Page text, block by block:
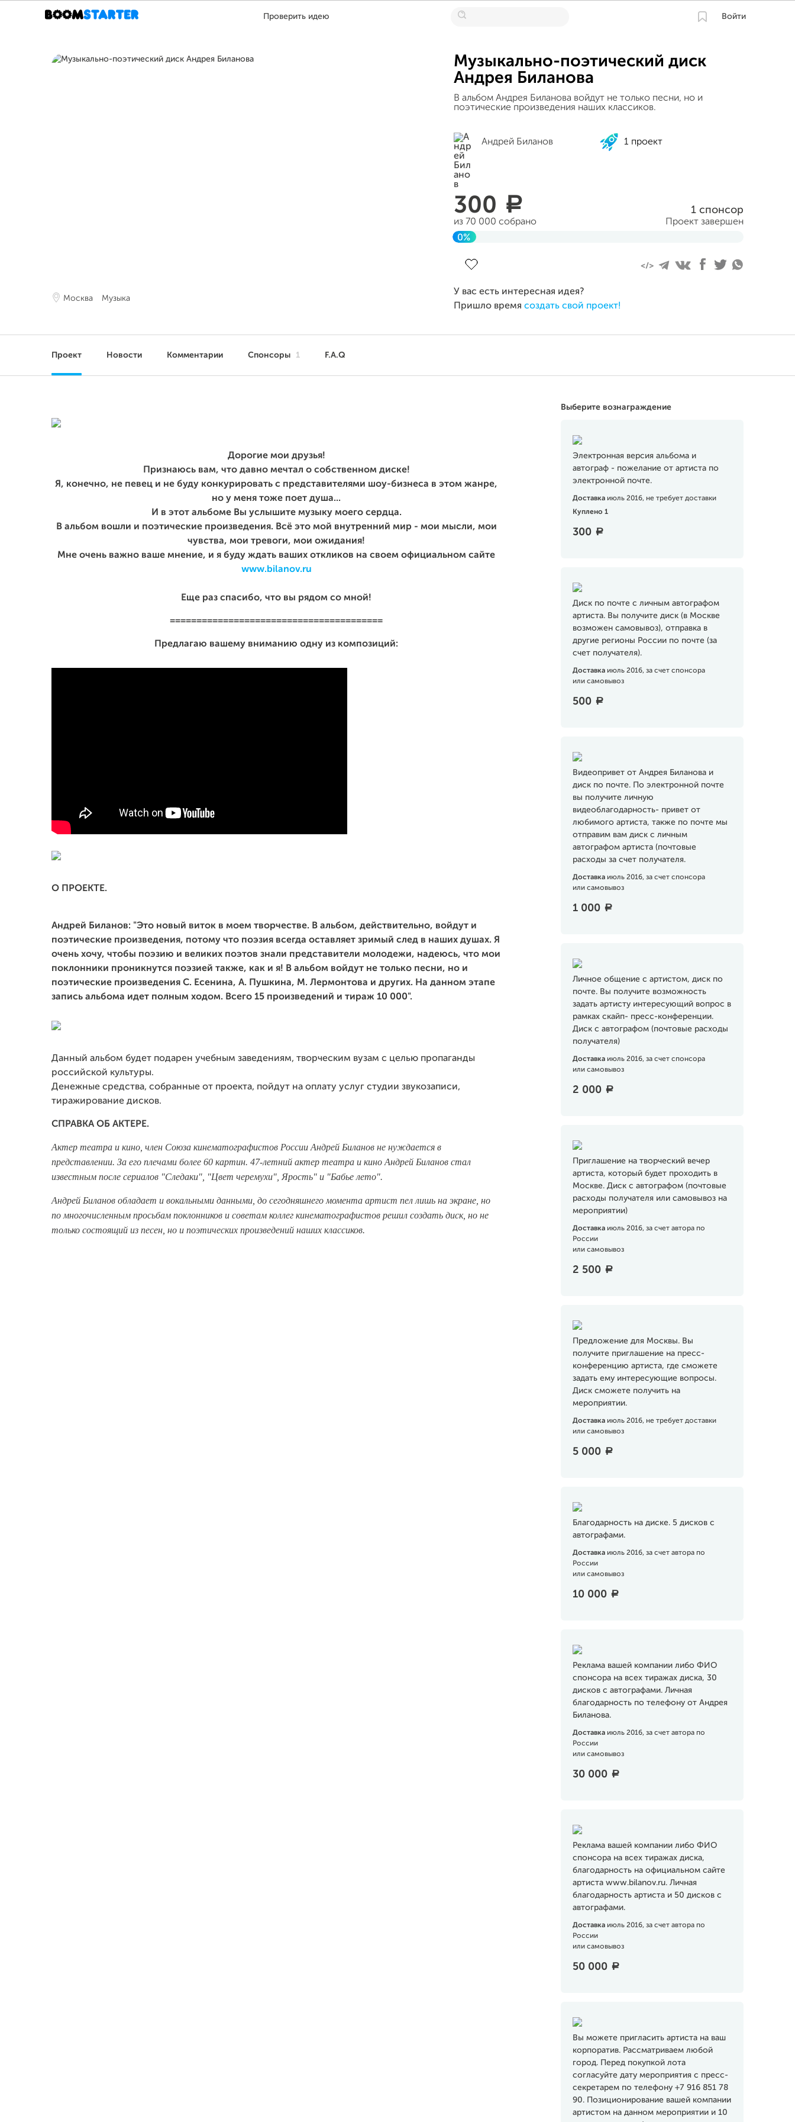
Проверить идею Войти
Москва Музыка
Музыкально-поэтический диск
Андрея Биланова
В альбом Андрея Биланова войдут не только песни, но и
поэтические произведения наших классиков.
Андрей Биланов 1 проект
300 a
из 70 000 собрано
1 спонсор
Проект завершен
0%
У вас есть интересная идея?
Пришло время создать свой проект!
Проект Новости Комментарии Спонсоры 1 F.A.Q
Выберите вознаграждение
Электронная версия альбома и
автограф - пожелание от артиста по
электронной почте.
Доставка июль 2016, не требует доставки
Куплено 1
300 a
Диск по почте с личным автографом
артиста. Вы получите диск (в Москве
возможен самовывоз), отправка в
другие регионы России по почте (за
счет получателя).
Доставка июль 2016, за счет спонсора
или самовывоз
500 a
Видеопривет от Андрея Биланова и
диск по почте. По электронной почте
вы получите личную
видеоблагодарность- привет от
любимого артиста, также по почте мы
отправим вам диск с личным
автографом артиста (почтовые
расходы за счет получателя.
Доставка июль 2016, за счет спонсора
или самовывоз
1 000 a
Личное общение с артистом, диск по
почте. Вы получите возможность
задать артисту интересующий вопрос в
рамках скайп- пресс-конференции.
Диск с автографом (почтовые расходы
получателя)
Доставка июль 2016, за счет спонсора
или самовывоз
2 000 a
Приглашение на творческий вечер
артиста, который будет проходить в
Москве. Диск с автографом (почтовые
расходы получателя или самовывоз на
мероприятии)
Доставка июль 2016, за счет автора по
России
или самовывоз
2 500 a
Предложение для Москвы. Вы
получите приглашение на пресс-
конференцию артиста, где сможете
задать ему интересующие вопросы.
Диск сможете получить на
мероприятии.
Доставка июль 2016, не требует доставки
или самовывоз
5 000 a
Благодарность на диске. 5 дисков с
автографами.
Доставка июль 2016, за счет автора по
России
или самовывоз
10 000 a
Реклама вашей компании либо ФИО
спонсора на всех тиражах диска, 30
дисков с автографами. Личная
благодарность по телефону от Андрея
Биланова.
Доставка июль 2016, за счет автора по
России
или самовывоз
30 000 a
Реклама вашей компании либо ФИО
спонсора на всех тиражах диска,
благодарность на официальном сайте
артиста www.bilanov.ru. Личная
благодарность артиста и 50 дисков с
автографами.
Доставка июль 2016, за счет автора по
России
или самовывоз
50 000 a
Вы можете пригласить артиста на ваш
корпоратив. Рассматриваем любой
город. Перед покупкой лота
согласуйте дату мероприятия с пресс-
секретарем по телефону +7 916 851 78
90. Позиционирование вашей компании
артистом на данном мероприятии и 10
Дорогие мои друзья!
Признаюсь вам, что давно мечтал о собственном диске!
Я, конечно, не певец и не буду конкурировать с представителями шоу-бизнеса в этом жанре,
но у меня тоже поет душа...
И в этот альбоме Вы услышите музыку моего сердца.
В альбом вошли и поэтические произведения. Всё это мой внутренний мир - мои мысли, мои
чувства, мои тревоги, мои ожидания!
Мне очень важно ваше мнение, и я буду ждать ваших откликов на своем официальном сайте
www.bilanov.ru
Еще раз спасибо, что вы рядом со мной!
========================================
Предлагаю вашему вниманию одну из композиций:
О ПРОЕКТЕ.
Андрей Биланов: "Это новый виток в моем творчестве. В альбом, действительно, войдут и
поэтические произведения, потому что поэзия всегда оставляет зримый след в наших душах. Я
очень хочу, чтобы поэзию и великих поэтов знали представители молодежи, надеюсь, что мои
поклонники проникнутся поэзией также, как и я! В альбом войдут не только песни, но и
поэтические произведения С. Есенина, А. Пушкина, М. Лермонтова и других. На данном этапе
запись альбома идет полным ходом. Всего 15 произведений и тираж 10 000".
Данный альбом будет подарен учебным заведениям, творческим вузам с целью пропаганды
российской культуры.
Денежные средства, собранные от проекта, пойдут на оплату услуг студии звукозаписи,
тиражирование дисков.
СПРАВКА ОБ АКТЕРЕ.
Актер театра и кино, член Союза кинематографистов России Андрей Биланов не нуждается в
представлении. За его плечами более 60 картин. 47-летний актер театра и кино Андрей Биланов стал
известным после сериалов "Следаки", "Цвет черемухи", Ярость" и "Бабье лето".
Андрей Биланов обладает и вокальными данными, до сегодняшнего момента артист пел лишь на экране, но
по многочисленным просьбам поклонников и советам коллег кинематографистов решил создать диск, но не
только состоящий из песен, но и поэтических произведений наших классиков.